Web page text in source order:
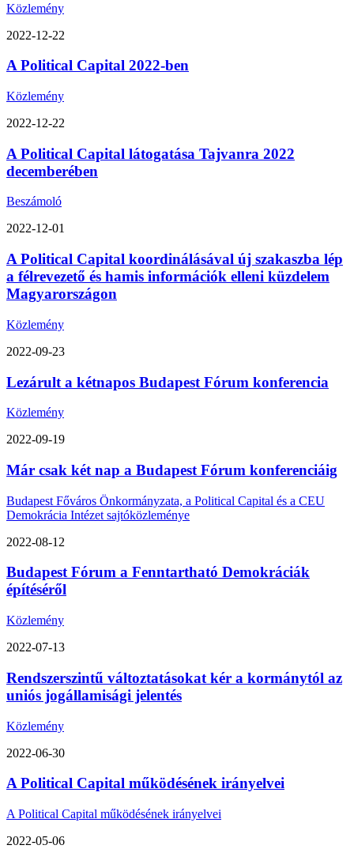
Közlemény
2022-12-22
A Political Capital 2022-ben
Közlemény
2022-12-22
A Political Capital látogatása Tajvanra 2022
decemberében
Beszámoló
2022-12-01
A Political Capital koordinálásával új szakaszba lép
a félrevezető és hamis információk elleni küzdelem
Magyarországon
Közlemény
2022-09-23
Lezárult a kétnapos Budapest Fórum konferencia
Közlemény
2022-09-19
Már csak két nap a Budapest Fórum konferenciáig
Budapest Főváros Önkormányzata, a Political Capital és a CEU
Demokrácia Intézet sajtóközleménye
2022-08-12
Budapest Fórum a Fenntartható Demokráciák
építéséről
Közlemény
2022-07-13
Rendszerszintű változtatásokat kér a kormánytól az
uniós jogállamisági jelentés
Közlemény
2022-06-30
A Political Capital működésének irányelvei
A Political Capital működésének irányelvei
2022-05-06